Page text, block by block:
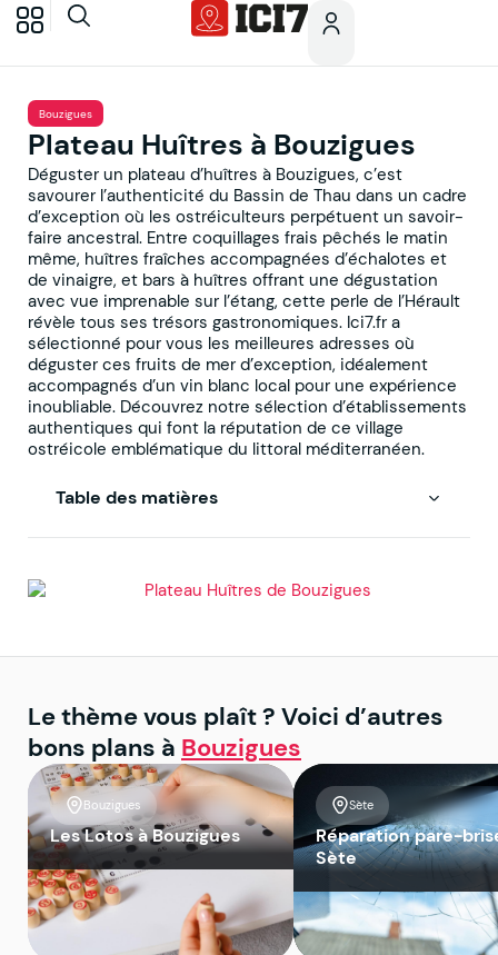
Bouzigues
Plateau Huîtres à Bouzigues
Déguster un plateau d’huîtres à Bouzigues, c’est
savourer l’authenticité du Bassin de Thau dans un cadre
d’exception où les ostréiculteurs perpétuent un savoir-
faire ancestral. Entre coquillages frais pêchés le matin
même, huîtres fraîches accompagnées d’échalotes et
de vinaigre, et bars à huîtres offrant une dégustation
avec vue imprenable sur l’étang, cette perle de l’Hérault
révèle tous ses trésors gastronomiques. Ici7.fr a
sélectionné pour vous les meilleures adresses où
déguster ces fruits de mer d’exception, idéalement
accompagnés d’un vin blanc local pour une expérience
inoubliable. Découvrez notre sélection d’établissements
authentiques qui font la réputation de ce village
ostréicole emblématique du littoral méditerranéen.
Table des matières
Le thème vous plaît ? Voici d’autres
bons plans à Bouzigues
Bouzigues
Les Lotos à Bouzigues
Sète
Réparation pare-
Sète